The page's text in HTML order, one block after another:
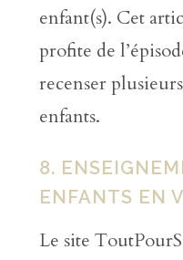
enfant(s). Cet
profite de
recenser
enfants.
8.
ENFANTS EN
Le site